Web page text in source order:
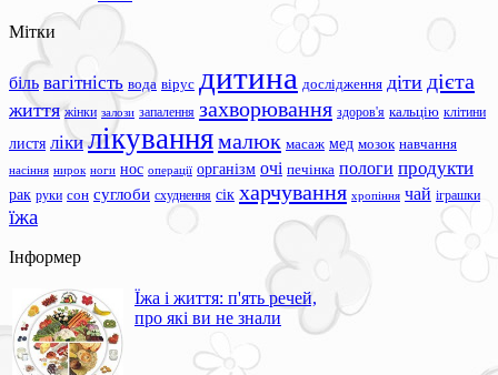
Мітки
біль вагітність вода вірус дитина дослідження діти дієта
життя жінки залози запалення захворювання здоров'я кальцію клітини
листя ліки лікуваннямалюк масаж мед мозок навчання
насіння нирок ноги нос операції організм очі печінка пологи продукти
рак руки сон суглоби схуднення сік харчування хропіння чай іграшки
їжа
Інформер
Їжа і життя: п'ять речей,
про які ви не знали